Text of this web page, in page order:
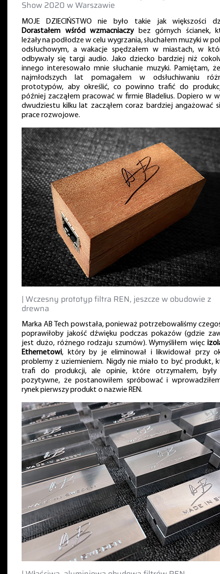
Show 2020 w Warszawie
MOJE DZIECIŃSTWO nie było takie jak większości
Dorastałem wśród wzmacniaczybez górnych ścianek,
leżały na podłodze w celu wygrzania, słuchałem muzyki w
odsłuchowym, a wakacje spędzałem w miastach, w
odbywały się targi audio. Jako dziecko bardziej niż
innego interesowało mnie słuchanie muzyki. Pamiętam,
najmłodszych lat pomagałem w odsłuchiwaniu
prototypów, aby określić, co powinno trafić do
później zacząłem pracować w firmie Bladelius. Dopiero w
dwudziestu kilku lat zacząłem coraz bardziej angażować
prace rozwojowe.
| Wczesny prototyp filtra REN, jeszcze w obudowie z
drewna
Marka AB Tech powstała, ponieważ potrzebowaliśmy
poprawiłoby jakość dźwięku podczas pokazów (gdzie
jest dużo, różnego rodzaju szumów). Wymyśliłem więc
Ethernetowi, który by je eliminował i likwidował przy
problemy z uziemieniem. Nigdy nie miało to być produkt,
trafi do produkcji, ale opinie, które otrzymałem,
pozytywne, że postanowiłem spróbować i
rynek pierwszy produkt o nazwie REN.